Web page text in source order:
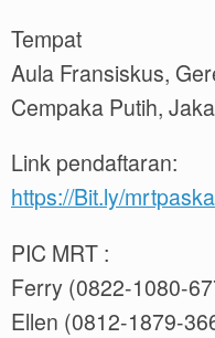
Tempat
Aula Fransiskus,
Cempaka Putih,
Link pendaftaran:
https://Bit.ly/
PIC MRT :
Ferry (0822-1080-
Ellen (0812-1879-